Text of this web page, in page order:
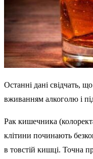
Останні дані свідчать,
вживанням алкоголю і
Рак кишечника
клітини починають
в товстій кишці. Точна